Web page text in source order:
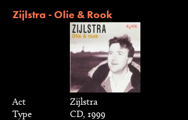
Zijlstra - Olie & Rook
Act
Zijlstra
Type
CD, 1999